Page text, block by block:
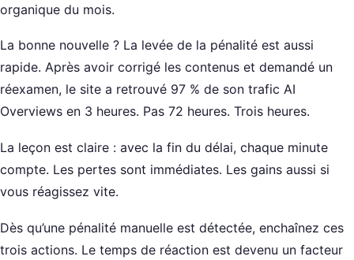
organique du mois.
La bonne nouvelle ? La levée de la pénalité est aussi
rapide. Après avoir corrigé les contenus et demandé un
réexamen, le site a retrouvé 97 % de son trafic AI
Overviews en 3 heures. Pas 72 heures. Trois heures.
La leçon est claire : avec la fin du délai, chaque minute
compte. Les pertes sont immédiates. Les gains aussi si
vous réagissez vite.
Dès qu’une pénalité manuelle est détectée, enchaînez ces
trois actions. Le temps de réaction est devenu un facteur